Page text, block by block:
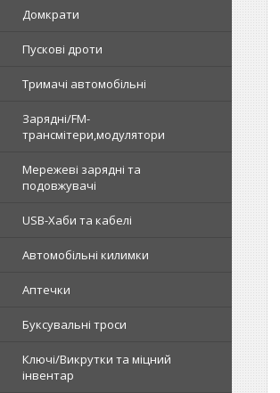
Домкрати
Пускові дроти
Тримачі автомобільні
Зарядні/FM-
трансмітери,модулятори
Мережеві зарядні та
подовжувачі
USB-Хаби та кабелі
Автомобільні килимки
Аптечки
Буксувальні троси
Ключі/Викрутки та міцний
інвентар